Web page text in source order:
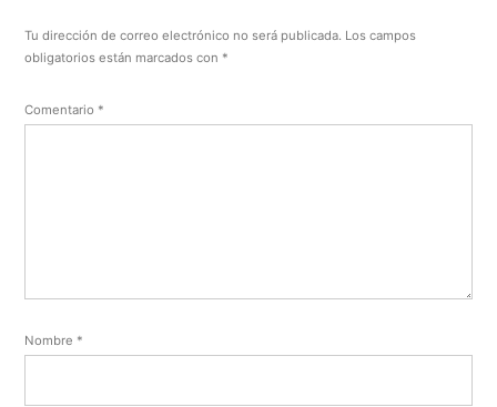
Tu dirección de correo electrónico no será publicada. Los campos
obligatorios están marcados con *
Comentario *
Nombre *